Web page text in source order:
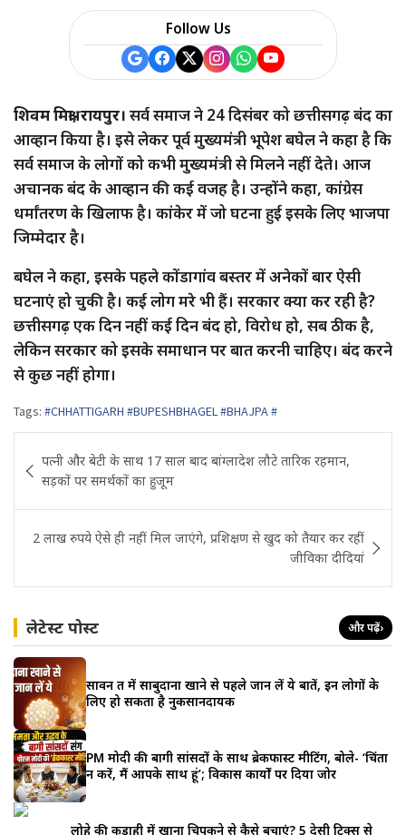
Follow Us
शिवम मिश्रा,रायपुर। सर्व समाज ने 24 दिसंबर को छत्तीसगढ़ बंद का
आव्हान किया है। इसे लेकर पूर्व मुख्यमंत्री भूपेश बघेल ने कहा है कि
सर्व समाज के लोगों को कभी मुख्यमंत्री से मिलने नहीं देते। आज
अचानक बंद के आव्हान की कई वजह है। उन्होंने कहा, कांग्रेस
धर्मांतरण के खिलाफ है। कांकेर में जो घटना हुई इसके लिए भाजपा
जिम्मेदार है।
बघेल ने कहा, इसके पहले कोंडागांव बस्तर में अनेकों बार ऐसी
घटनाएं हो चुकी है। कई लोग मरे भी हैं। सरकार क्या कर रही है‌?
छत्तीसगढ़ एक दिन नहीं कई दिन बंद हो, विरोध हो, सब ठीक है,
लेकिन सरकार को इसके समाधान पर बात करनी चाहिए। बंद करने
से कुछ नहीं होगा।
Tags: #CHHATTIGARH #BUPESHBHAGEL #BHAJPA #
navigation
पत्नी और बेटी के साथ 17 साल बाद बांग्लादेश लौटे तारिक रहमान,
सड़कों पर समर्थकों का हुजूम
2 लाख रुपये ऐसे ही नहीं मिल जाएंगे, प्रशिक्षण से खुद को तैयार कर रहीं
जीविका दीदियां
लेटेस्ट पोस्ट और पढ़ें›
सावन व्रत में साबुदाना खाने से पहले जान लें ये बातें, इन लोगों के
लिए हो सकता है नुकसानदायक
PM मोदी की बागी सांसदों के साथ ब्रेकफास्ट मीटिंग, बोले- ‘चिंता
न करें, मैं आपके साथ हूं’; विकास कार्यों पर दिया जोर
लोहे की कड़ाही में खाना चिपकने से कैसे बचाएं? 5 देसी ट्रिक्स से